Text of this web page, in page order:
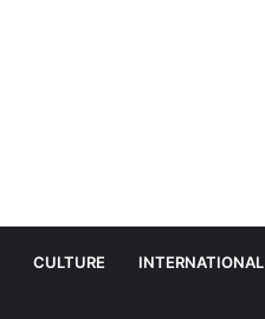
CULTURE INTERNATIONAL